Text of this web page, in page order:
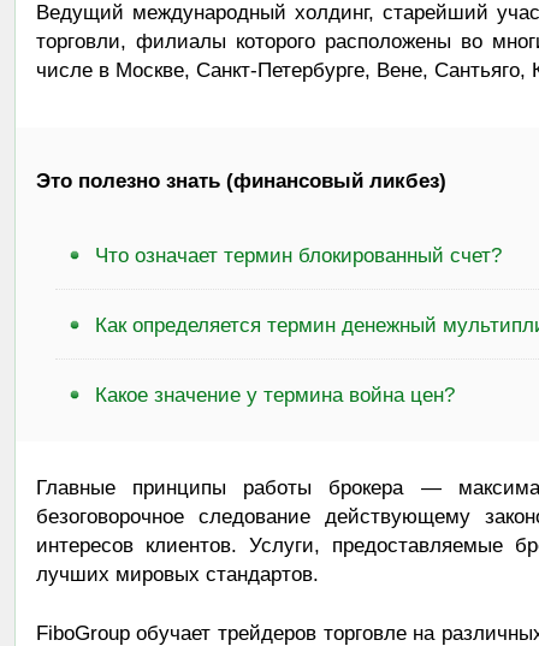
Ведущий международный холдинг, старейший
торговли, филиалы которого расположены во
числе в Москве, Санкт-Петербурге, Вене, Сантьяго,
Это полезно знать (финансовый ликбез)
Что означает термин блокированный счет?
Как определяется термин денежный
Какое значение у термина война цен?
Главные принципы работы брокера —
безоговорочное следование действующему
интересов клиентов. Услуги, предоставляемые
лучших мировых стандартов.
FiboGroup обучает трейдеров торговле на